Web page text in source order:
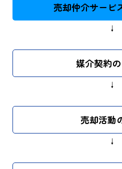
売却仲介サービ
↓
媒介契約
↓
売却活動
↓